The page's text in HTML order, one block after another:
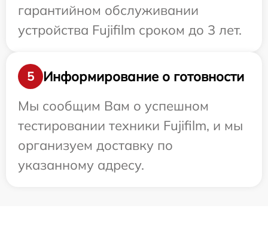
гарантийном обслуживании
устройства Fujifilm сроком до 3 лет.
5
Информирование о готовности
Мы сообщим Вам о успешном
тестировании техники Fujifilm, и мы
организуем доставку по
указанному адресу.